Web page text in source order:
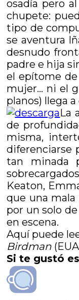
osadía pero
chupete:
tipo de
se aventura
desnudo
padre e hija
el epítome
mujer… ni el
planos) llega
La
de
misma,
diferenciarse
tan minada
Keaton,
que una
por un solo
en escena.
Aquí puede
Birdman
Si te gustó